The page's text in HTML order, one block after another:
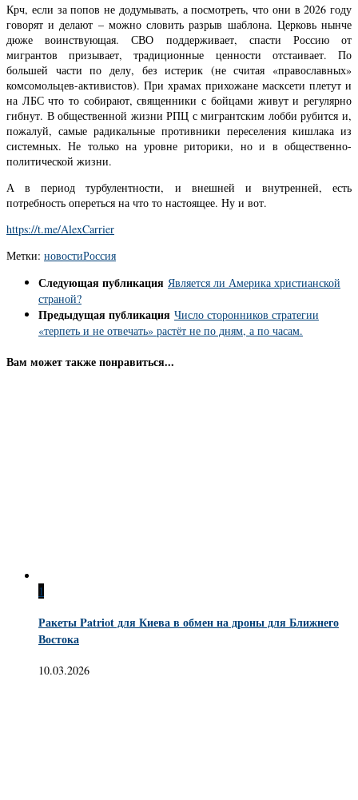
Крч, если за попов не додумывать, а посмотреть, что они в 2026 году
говорят и делают – можно словить разрыв шаблона. Церковь нынче
дюже воинствующая. СВО поддерживает, спасти Россию от
мигрантов призывает, традиционные ценности отстаивает. По
большей части по делу, без истерик (не считая «православных»
комсомольцев-активистов). При храмах прихожане масксети плетут и
на ЛБС что то собирают, священники с бойцами живут и регулярно
гибнут. В общественной жизни РПЦ с мигрантским лобби рубится и,
пожалуй, самые радикальные противники переселения кишлака из
системных. Не только на уровне риторики, но и в общественно-
политической жизни.
А в период турбулентности, и внешней и внутренней, есть
потребность опереться на что то настоящее. Ну и вот.
https://t.me/AlexCarrier
Метки: новостиРоссия
Следующая публикация Является ли Америка христианской
страной?
Предыдущая публикация Число сторонников стратегии
«терпеть и не отвечать» растёт не по дням, а по часам.
Вам может также понравиться...
1
Ракеты Patriot для Киева в обмен на дроны для Ближнего
Востока
10.03.2026